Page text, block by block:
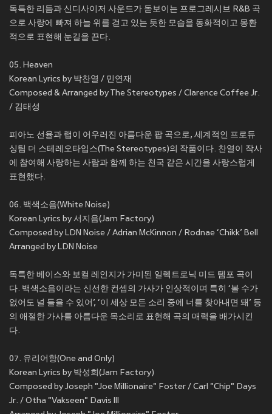
독특한 리듬과 신디사이저 사운드가 돋보이는 프로그레시브 R&B 곡
으로 사랑에 빠져 하늘 위를 걷고 있는 듯한 모습을 동화적이고 몽환
적으로 표현해 눈길을 끈다.
05. Heaven
Korean Lyrics by 박찬열 / 민연재
Composed & Arranged by The Stereotypes / Clarence Coffee Jr.
/ 김태성
피아노 선율과 랩이 어우러진 아름다운 팝 곡으로, 세계적인 프로듀
싱팀 더 스테레오타입스(The Stereotypes)의 작품이다. 찬열이 작사
에 참여해 사랑하는 사람과 함께 하는 천국 같은 시간을 사랑스럽게
표현했다.
06. 백색소음(White Noise)
Korean Lyrics by 서지음(Jam Factory)
Composed by LDN Noise / Adrian McKinnon / Rodnae ‘Chikk’ Bell
Arranged by LDN Noise
독특한 베이스와 보컬 레인지가 가미된 일렉트로닉 미드 템포 곡이
다. 백색소음이라는 신선한 컨셉의 가사가 인상적이며 특히 ‘볼 수가
없어도 널 들을 수 있어’, ‘이 세상 모든 소리 중에 너를 찾아내면 돼’ 등
의 애절한 가사를 아름다운 목소리로 표현해 곡의 매력을 배가시킨
다.
07. 유리어항(One and Only)
Korean Lyrics by 박성희(Jam Factory)
Composed by Joseph "Joe Millionaire" Foster / Carl "Chip" Days
Jr. / Otha "Vakseen" Davis III